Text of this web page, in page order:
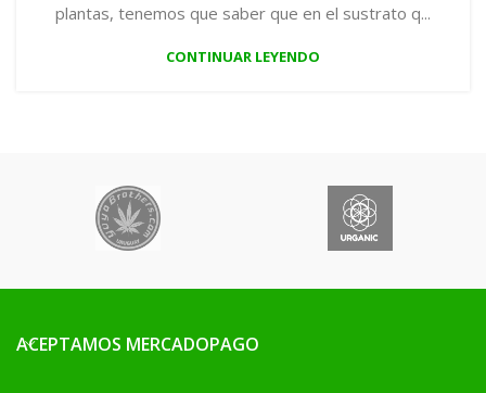
plantas, tenemos que saber que en el sustrato q...
CONTINUAR LEYENDO
ACEPTAMOS MERCADOPAGO